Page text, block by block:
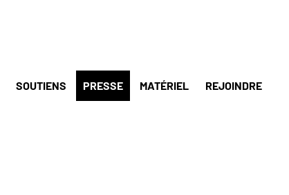
SOUTIENS PRESSE MATÉRIEL REJOINDRE